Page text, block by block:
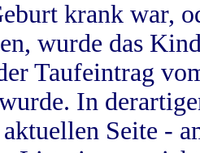
krank war,
wurde das
Taufeintrag
In
Seite -